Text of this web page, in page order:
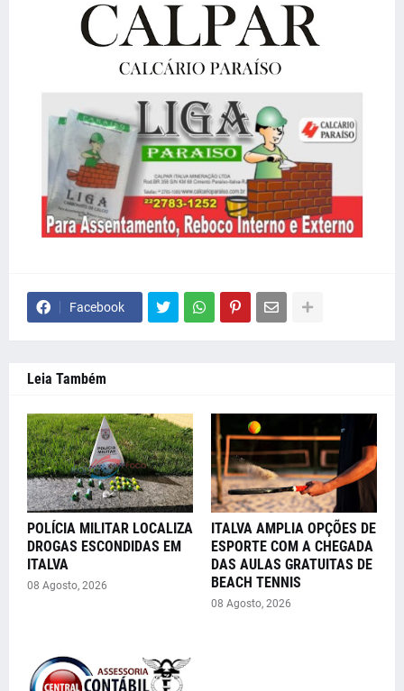
Facebook
Leia Também
POLÍCIA MILITAR LOCALIZA
DROGAS ESCONDIDAS EM
ITALVA
08 Agosto, 2026
ITALVA AMPLIA OPÇÕES DE
ESPORTE COM A CHEGADA
DAS AULAS GRATUITAS DE
BEACH TENNIS
08 Agosto, 2026